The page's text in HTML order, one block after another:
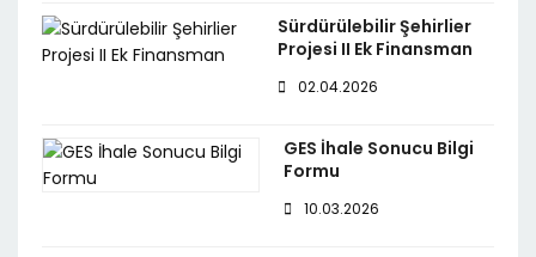
Sürdürülebilir Şehirlier
Projesi II Ek Finansman
02.04.2026
GES İhale Sonucu Bilgi
Formu
10.03.2026